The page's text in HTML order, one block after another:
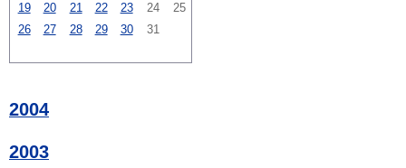
19
20 21 22 23 24
25
26
27 28 29 30 31
2004
2003